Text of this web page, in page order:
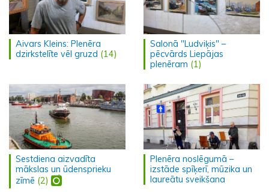
Aivars Kleins: Plenēra
dzirkstelīte vēl gruzd (14)
Salonā "Ludviķis" –
pēcvārds Liepājas
plenēram (1)
Sestdiena aizvadīta
mākslas un ūdensprieku
zīmē (2)
Plenēra noslēgumā –
izstāde spīķerī, mūzika un
laureātu sveikšana